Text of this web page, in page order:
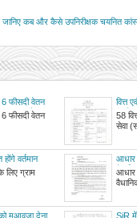
जानिए कब और कैसे उपनिरीक्षक चयनित
6 फीसदी वेतन
हजार और
6 फीसदी वेतन
वित्त
जारी
58
सेवा
वर्तमान
लिए ग्राम
आधार
आधार
मुआवजा देना
SiR